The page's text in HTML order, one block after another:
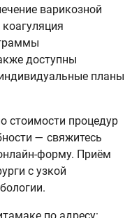
варикозной
доступны
планы
стоимости процедур
— свяжитесь
форму. Приём
с узкой